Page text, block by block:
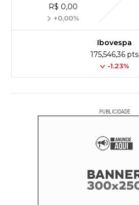
R$ 0,00
+0,00%
Ibovespa
175,546,36 pts
-1.23%
PUBLICIDADE